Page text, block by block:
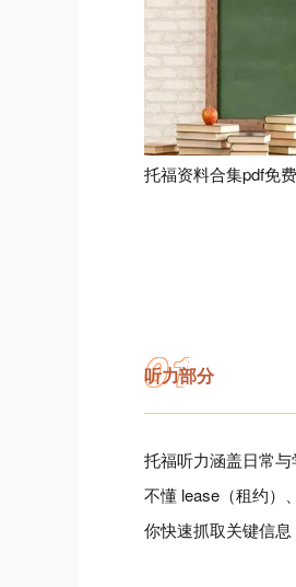
托福资料合集pdf免
01
听力部分
托福听力涵盖日常
不懂 lease（租约）
你快速抓取关键信息